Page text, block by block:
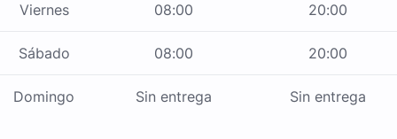
Viernes 08:00 20:00
Sábado 08:00 20:00
Domingo Sin entrega Sin entrega